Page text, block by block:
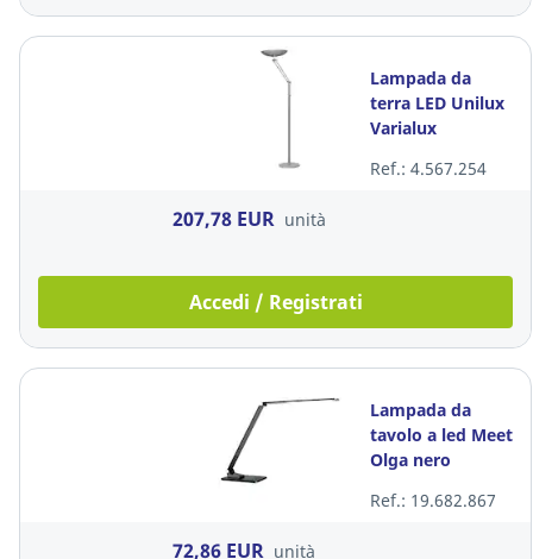
Lampada da
terra LED Unilux
Varialux
Ref.: 4.567.254
207,78 EUR unità
Accedi / Registrati
Lampada da
tavolo a led Meet
Olga nero
Ref.: 19.682.867
72,86 EUR unità